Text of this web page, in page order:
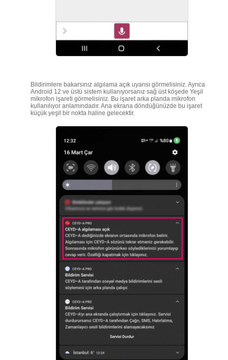
Bildirimlere bakarsınız algılama açık uyarısı görmelisiniz. Ayrıca
Android 12 ve üstü sistem kullanıyorsanız sağ üst köşede Yeşil
mikrofon işareti görmelisiniz. Bu işaret arka planda mikrofon
kullanılıyor anlamındadır. Ana ekrana döndüğünüzde bu işaret
küçük yeşil bir nokta haline gelecektir.